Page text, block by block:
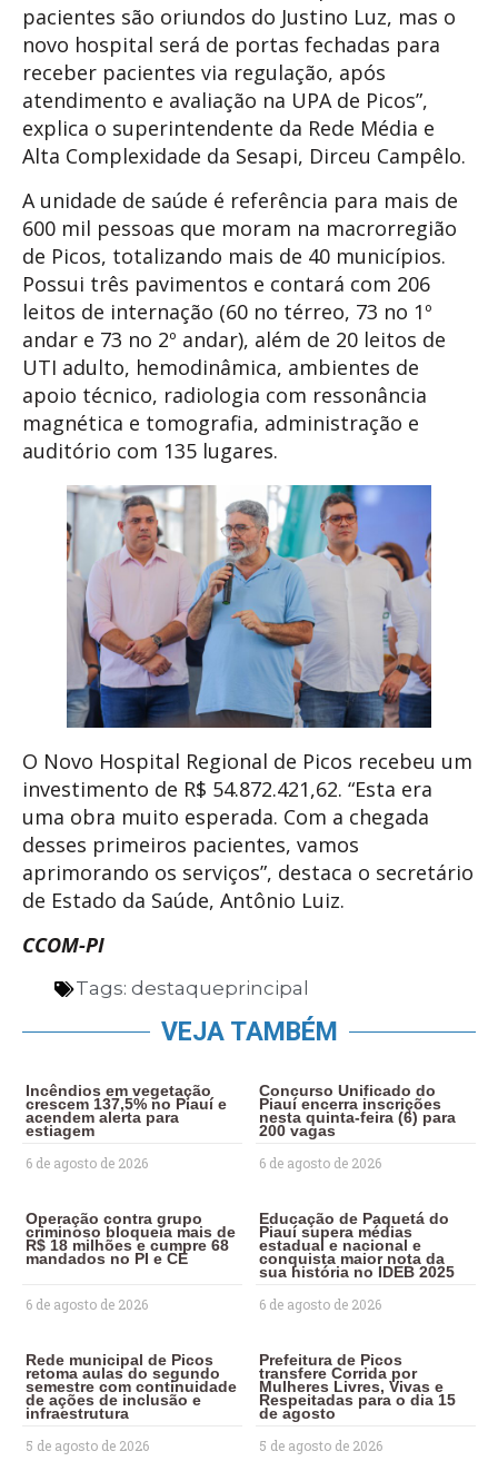
pacientes são oriundos do Justino Luz, mas o
novo hospital será de portas fechadas para
receber pacientes via regulação, após
atendimento e avaliação na UPA de Picos”,
explica o superintendente da Rede Média e
Alta Complexidade da Sesapi, Dirceu Campêlo.
A unidade de saúde é referência para mais de
600 mil pessoas que moram na macrorregião
de Picos, totalizando mais de 40 municípios.
Possui três pavimentos e contará com 206
leitos de internação (60 no térreo, 73 no 1º
andar e 73 no 2º andar), além de 20 leitos de
UTI adulto, hemodinâmica, ambientes de
apoio técnico, radiologia com ressonância
magnética e tomografia, administração e
auditório com 135 lugares.
O Novo Hospital Regional de Picos recebeu um
investimento de R$ 54.872.421,62. “Esta era
uma obra muito esperada. Com a chegada
desses primeiros pacientes, vamos
aprimorando os serviços”, destaca o secretário
de Estado da Saúde, Antônio Luiz.
CCOM-PI
Tags: destaqueprincipal
VEJA TAMBÉM
Incêndios em vegetação
crescem 137,5% no Piauí e
acendem alerta para
estiagem
6 de agosto de 2026
Concurso Unificado do
Piauí encerra inscrições
nesta quinta-feira (6) para
200 vagas
6 de agosto de 2026
Operação contra grupo
criminoso bloqueia mais de
R$ 18 milhões e cumpre 68
mandados no PI e CE
6 de agosto de 2026
Educação de Paquetá do
Piauí supera médias
estadual e nacional e
conquista maior nota da
sua história no IDEB 2025
6 de agosto de 2026
Rede municipal de Picos
retoma aulas do segundo
semestre com continuidade
de ações de inclusão e
infraestrutura
5 de agosto de 2026
Prefeitura de Picos
transfere Corrida por
Mulheres Livres, Vivas e
Respeitadas para o dia 15
de agosto
5 de agosto de 2026